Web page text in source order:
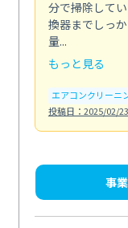
分で掃除して
換器までしっ
量...
もっと見る
エアコンクリーニ
投稿日：2025/02/23
事